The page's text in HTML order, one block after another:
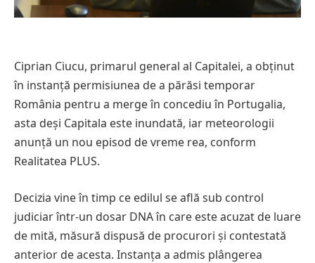
Ciprian Ciucu, primarul general al Capitalei, a obținut
în instanță permisiunea de a părăsi temporar
România pentru a merge în concediu în Portugalia,
asta deși Capitala este inundată, iar meteorologii
anunță un nou episod de vreme rea, conform
Realitatea PLUS.
Decizia vine în timp ce edilul se află sub control
judiciar într-un dosar DNA în care este acuzat de luare
de mită, măsură dispusă de procurori și contestată
anterior de acesta. Instanța a admis plângerea